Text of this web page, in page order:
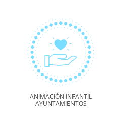
ANIMACIÓN INFANTIL
AYUNTAMIENTOS